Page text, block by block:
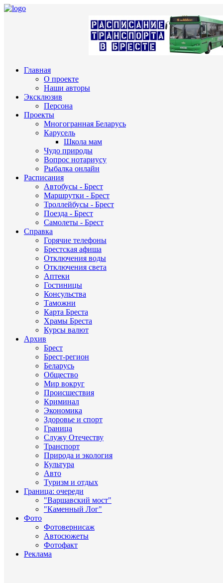
Главная
О проекте
Наши авторы
Эксклюзив
Персона
Проекты
Многогранная Беларусь
Карусель
Школа мам
Чудо природы
Вопрос нотариусу
Рыбалка онлайн
Расписания
Автобусы - Брест
Маршрутки - Брест
Троллейбусы - Брест
Поезда - Брест
Самолеты - Брест
Справка
Горячие телефоны
Брестская афиша
Отключения воды
Отключения света
Аптеки
Гостиницы
Консульства
Таможни
Карта Бреста
Храмы Бреста
Курсы валют
Архив
Брест
Брест-регион
Беларусь
Общество
Мир вокруг
Происшествия
Криминал
Экономика
Здоровье и спорт
Граница
Служу Отечеству
Транспорт
Природа и экология
Культура
Авто
Туризм и отдых
Граница: очереди
"Варшавский мост"
"Каменный Лог"
Фото
Фотовернисаж
Автосюжеты
Фотофакт
Реклама